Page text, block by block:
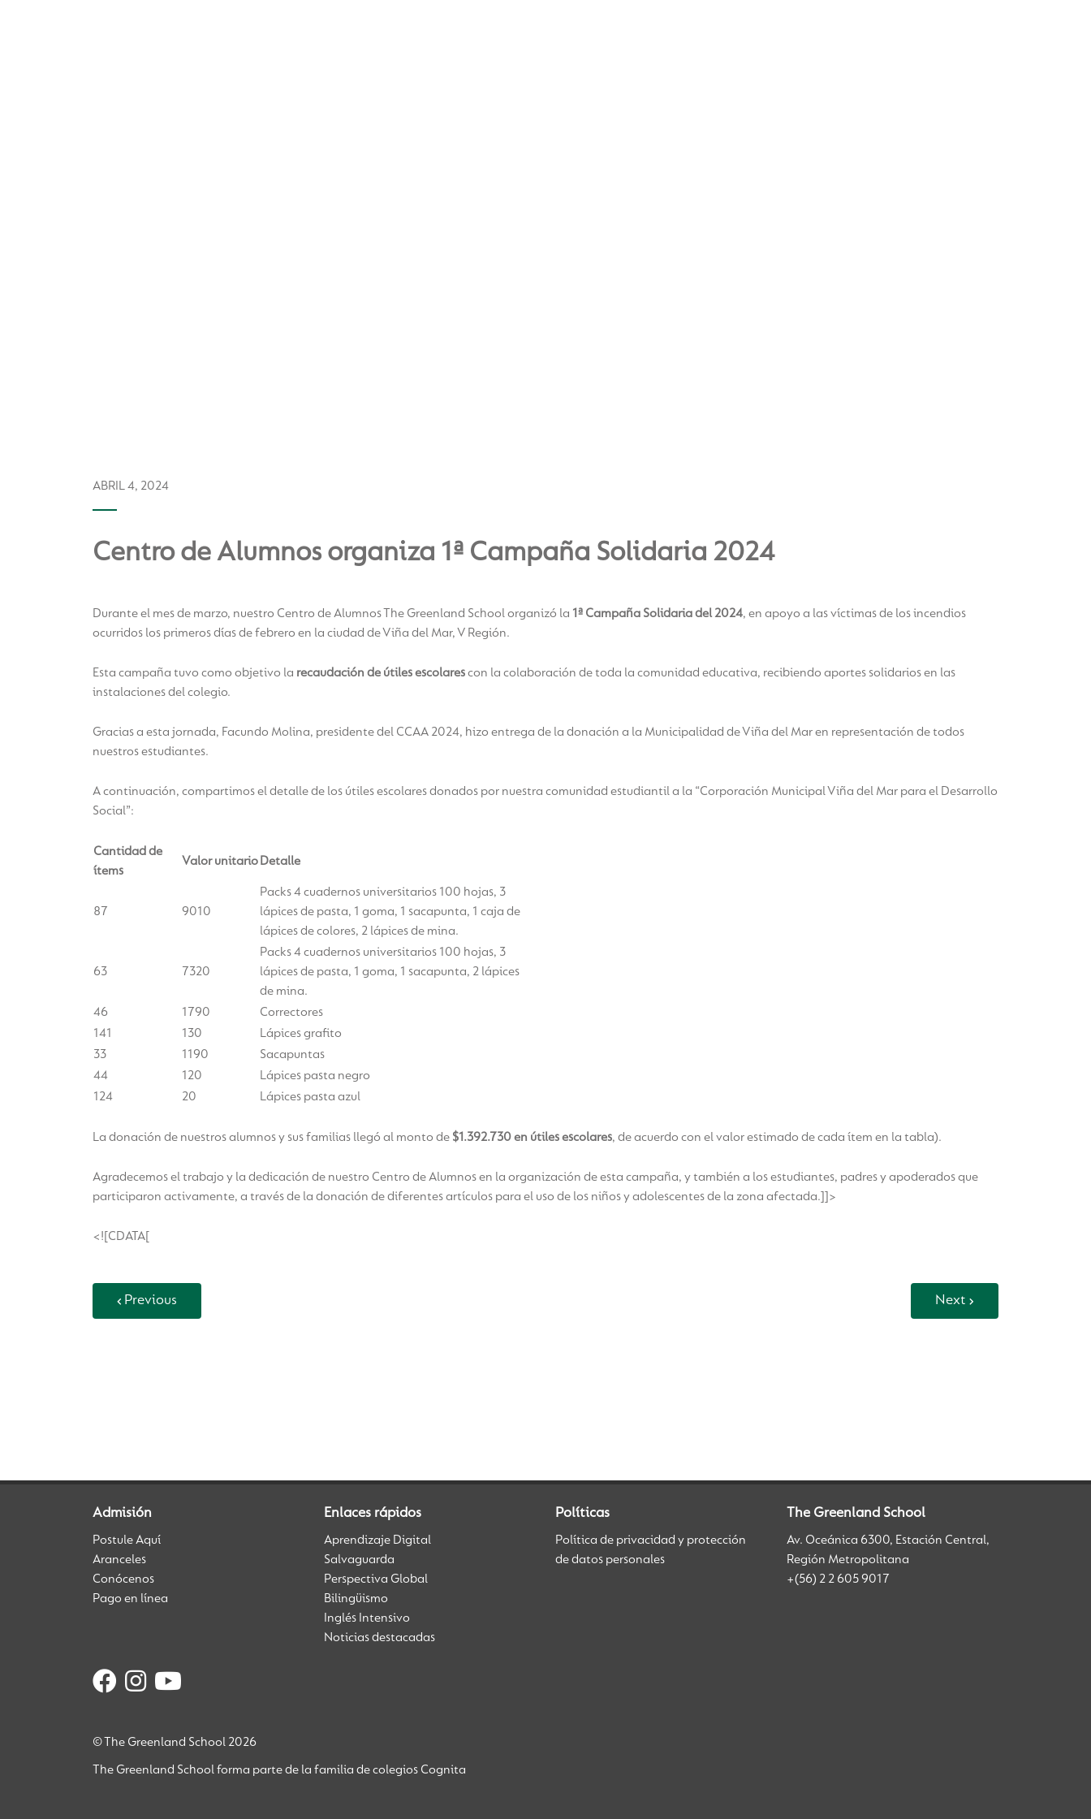
ABRIL 4, 2024
Centro de Alumnos organiza 1ª Campaña Solidaria 2024
Durante el mes de marzo, nuestro Centro de Alumnos The Greenland School organizó la 1ª Campaña Solidaria del 2024, en apoyo a las víctimas de los incendios
ocurridos los primeros días de febrero en la ciudad de Viña del Mar, V Región.
Esta campaña tuvo como objetivo la recaudación de útiles escolarescon la colaboración de toda la comunidad educativa, recibiendo aportes solidarios en las
instalaciones del colegio.
Gracias a esta jornada, Facundo Molina, presidente del CCAA 2024, hizo entrega de la donación a la Municipalidad de Viña del Mar en representación de todos
nuestros estudiantes.
A continuación, compartimos el detalle de los útiles escolares donados por nuestra comunidad estudiantil a la “Corporación Municipal Viña del Mar para el Desarrollo
Social”:
Cantidad de
ítems
Valor unitario Detalle
87 9010
Packs 4 cuadernos universitarios 100 hojas, 3
lápices de pasta, 1 goma, 1 sacapunta, 1 caja de
lápices de colores, 2 lápices de mina.
63 7320
Packs 4 cuadernos universitarios 100 hojas, 3
lápices de pasta, 1 goma, 1 sacapunta, 2 lápices
de mina.
46
1790
Correctores
141
130
Lápices grafito
33
1190
Sacapuntas
44
120
Lápices pasta negro
124
20 Lápices pasta azul
La donación de nuestros alumnos y sus familias llegó al monto de $1.392.730 en útiles escolares, de acuerdo con el valor estimado de cada ítem en la tabla).
Agradecemos el trabajo y la dedicación de nuestro Centro de Alumnos en la organización de esta campaña, y también a los estudiantes, padres y apoderados que
participaron activamente, a través de la donación de diferentes artículos para el uso de los niños y adolescentes de la zona afectada.]]>
<![CDATA[
Previous Next
Admisión
Postule Aquí
Aranceles
Conócenos
Pago en línea
Enlaces rápidos
Aprendizaje Digital
Salvaguarda
Perspectiva Global
Bilingüismo
Inglés Intensivo
Noticias destacadas
Políticas
Política de privacidad y protección
de datos personales
The Greenland School
Av. Oceánica 6300, Estación Central,
Región Metropolitana
+(56) 2 2 605 9017
© The Greenland School 2026
The Greenland School forma parte de la familia de colegios Cognita